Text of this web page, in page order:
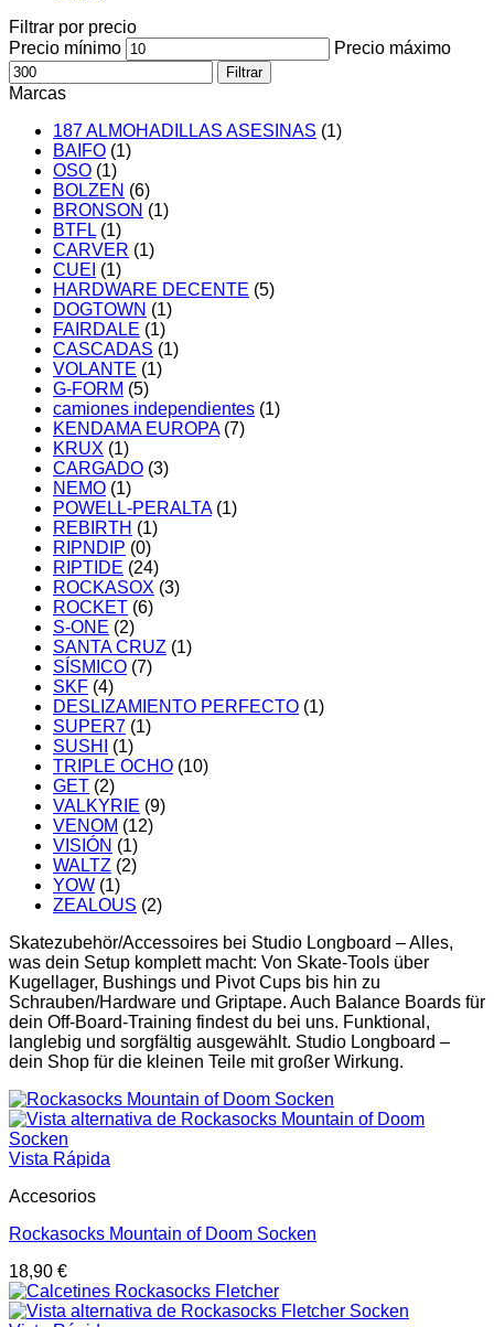
Filtrar por precio
Precio mínimo
Precio máximo
Filtrar
Marcas
187 ALMOHADILLAS ASESINAS (1)
BAIFO (1)
OSO (1)
BOLZEN (6)
BRONSON (1)
BTFL (1)
CARVER (1)
CUEI (1)
HARDWARE DECENTE (5)
DOGTOWN (1)
FAIRDALE (1)
CASCADAS (1)
VOLANTE (1)
G-FORM (5)
camiones independientes (1)
KENDAMA EUROPA (7)
KRUX (1)
CARGADO (3)
NEMO (1)
POWELL-PERALTA (1)
REBIRTH (1)
RIPNDIP (0)
RIPTIDE (24)
ROCKASOX (3)
ROCKET (6)
S-ONE (2)
SANTA CRUZ (1)
SÍSMICO (7)
SKF (4)
DESLIZAMIENTO PERFECTO (1)
SUPER7 (1)
SUSHI
(1)
TRIPLE OCHO (10)
GET (2)
VALKYRIE (9)
VENOM (12)
VISIÓN (1)
WALTZ (2)
YOW (1)
ZEALOUS (2)
Skatezubehör/Accessoires bei Studio Longboard – Alles,
was dein Setup komplett macht: Von Skate-Tools über
Kugellager, Bushings und Pivot Cups bis hin zu
Schrauben/Hardware und Griptape. Auch Balance Boards für
dein Off-Board-Training findest du bei uns. Funktional,
langlebig und sorgfältig ausgewählt. Studio Longboard –
dein Shop für die kleinen Teile mit großer Wirkung.
Vista Rápida
Accesorios
Rockasocks Mountain of Doom Socken
18,90 €